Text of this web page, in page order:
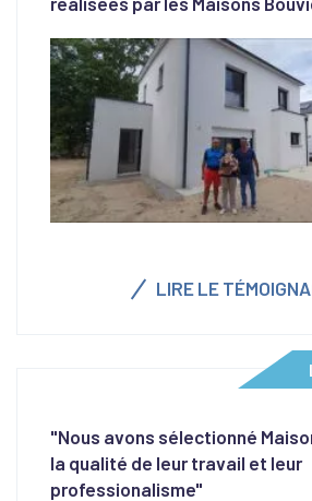
LIRE LE
"Nous avons sélectionné
la qualité de leur travail et leur
professionalisme"